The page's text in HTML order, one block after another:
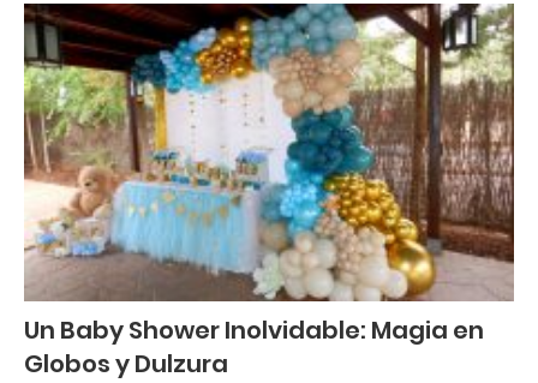
Un Baby Shower Inolvidable: Magia en
Globos y Dulzura